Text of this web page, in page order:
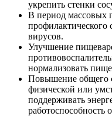
укрепить стенки
В период массовых
профилактического
вирусов.
Улучшение
нормализовать
Повышение общего
физической или
поддерживать
работоспособность